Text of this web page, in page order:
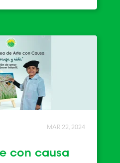
MAR 22, 2024
con causa